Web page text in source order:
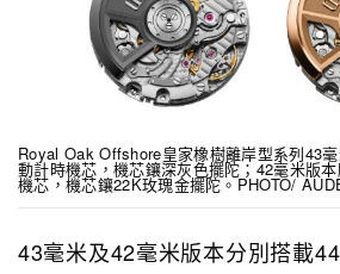
Royal Oak Offshore皇家橡樹離岸型系列43
動計時機芯，機芯鑲深灰色擺陀；42毫米版
機芯，機芯鑲22K玫瑰金擺陀。PHOTO/
43毫米及42毫米版本分別搭載